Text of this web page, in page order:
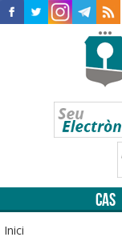
CAS
Inici